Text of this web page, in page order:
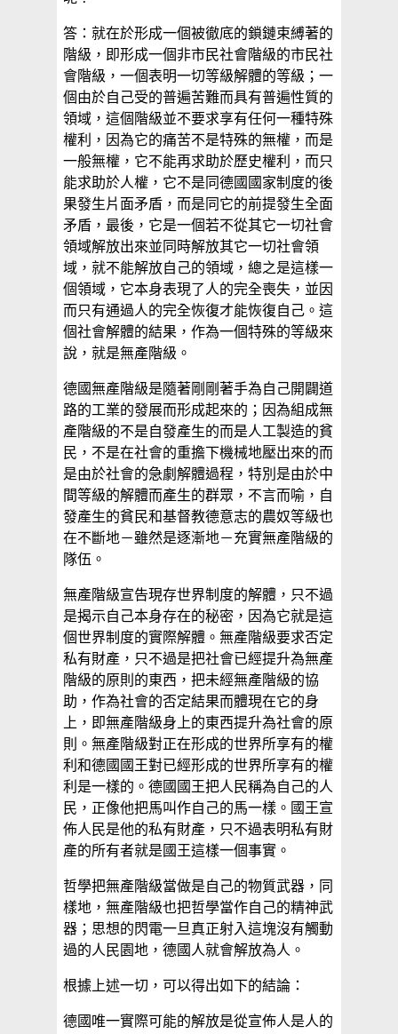
答：就在於形成一個被徹底的鎖鏈束縛著的
階級，即形成一個非市民社會階級的市民社
會階級，一個表明一切等級解體的等級；一
個由於自己受的普遍苦難而具有普遍性質的
領域，這個階級並不要求享有任何一種特殊
權利，因為它的痛苦不是特殊的無權，而是
一般無權，它不能再求助於歷史權利，而只
能求助於人權，它不是同德國國家制度的後
果發生片面矛盾，而是同它的前提發生全面
矛盾，最後，它是一個若不從其它一切社會
領域解放出來並同時解放其它一切社會領
域，就不能解放自己的領域，總之是這樣一
個領域，它本身表現了人的完全喪失，並因
而只有通過人的完全恢復才能恢復自己。這
個社會解體的結果，作為一個特殊的等級來
說，就是無產階級。
德國無產階級是隨著剛剛著手為自己開闢道
路的工業的發展而形成起來的；因為組成無
產階級的不是自發產生的而是人工製造的貧
民，不是在社會的重擔下機械地壓出來的而
是由於社會的急劇解體過程，特別是由於中
間等級的解體而產生的群眾，不言而喻，自
發產生的貧民和基督教德意志的農奴等級也
在不斷地－雖然是逐漸地－充實無產階級的
隊伍。
無產階級宣告現存世界制度的解體，只不過
是揭示自己本身存在的秘密，因為它就是這
個世界制度的實際解體。無產階級要求否定
私有財產，只不過是把社會已經提升為無產
階級的原則的東西，把未經無產階級的協
助，作為社會的否定結果而體現在它的身
上，即無產階級身上的東西提升為社會的原
則。無產階級對正在形成的世界所享有的權
利和德國國王對已經形成的世界所享有的權
利是一樣的。德國國王把人民稱為自己的人
民，正像他把馬叫作自己的馬一樣。國王宣
佈人民是他的私有財產，只不過表明私有財
產的所有者就是國王這樣一個事實。
哲學把無產階級當做是自己的物質武器，同
樣地，無產階級也把哲學當作自己的精神武
器；思想的閃電一旦真正射入這塊沒有觸動
過的人民園地，德國人就會解放為人。
根據上述一切，可以得出如下的結論：
德國唯一實際可能的解放是從宣佈人是人的